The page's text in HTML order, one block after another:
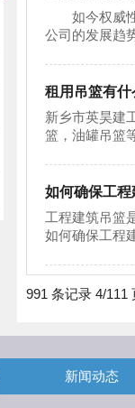
如今权威性
公司的发展趋
租用吊篮有什
新乡市英昊建
篮，油罐吊篮
如何确保工程
工程建筑吊篮
如何确保工程
991 条记录 4/111
新闻动态